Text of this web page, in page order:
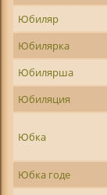
Юбиляр
Юбилярка
Юбилярша
Юбиляция
Юбка
Юбка годе